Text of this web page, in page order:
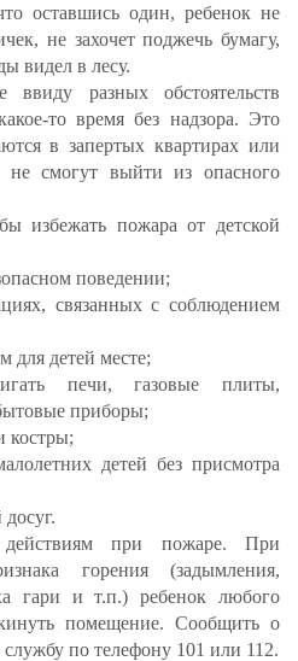
оставшись один, ребенок не
не захочет поджечь бумагу,
видел в лесу.
разных обстоятельств
то время без надзора. Это
в запертых квартирах или
смогут выйти из опасного
избежать пожара от детской
поведении;
связанных с соблюдением
для детей месте;
печи, газовые плиты,
приборы;
костры;
детей без присмотра
действиям при пожаре. При
горения (задымления,
гари и т.п.) ребенок любого
помещение. Сообщить о
по телефону 101 или 112.